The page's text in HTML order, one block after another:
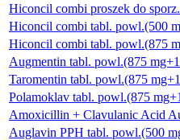
Hiconcil combi proszek do
Hiconcil combi tabl. powl.(500
Hiconcil combi tabl. powl.(875
Augmentin tabl. powl.(875
Taromentin tabl. powl.(875
Polamoklav tabl. powl.(875
Amoxicillin + Clavulanic Acid
Auglavin PPH tabl. powl.(500